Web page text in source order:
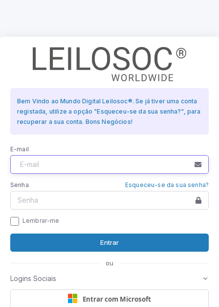
Bem Vindo ao Mundo Digital Leilosoc®. Se já tiver uma conta
registada, utilize a opção "Esqueceu-se da sua senha?", para
recuperar a sua conta. Bons Negócios!
E-mail
Senha Esqueceu-se da sua senha?
Lembrar-me
Entrar
ou
Logins Sociais
Entrar com Microsoft